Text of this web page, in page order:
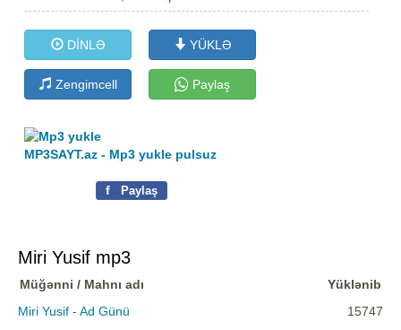
DİNLƏ YÜKLƏ
Zengimcell Paylaş
MP3SAYT.az - Mp3 yukle pulsuz
f Paylaş
Miri Yusif mp3
Müğənni / Mahnı adı
Yüklənib
Miri Yusif - Ad Günü
15747